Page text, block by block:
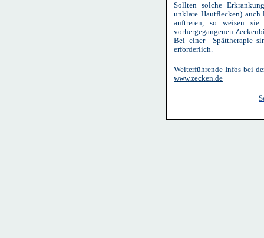
Sollten solche
unklare Hautflecken)
auftreten, so weisen
vorhergegangenen
Bei einer Spättherapie
erforderlich.
Weiterführende Infos bei
www.zecken.de